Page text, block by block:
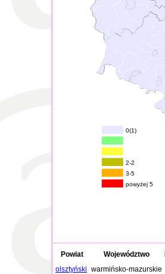
0(1)
2-2
3-5
powyżej 5
Powiat Województwo
olsztyński warmińsko-mazurskie